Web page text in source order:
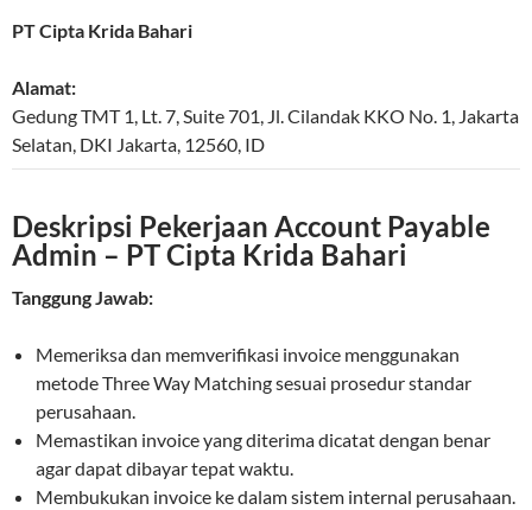
PT Cipta Krida Bahari
Alamat:
Gedung TMT 1, Lt. 7, Suite 701, Jl. Cilandak KKO No. 1, Jakarta
Selatan, DKI Jakarta, 12560, ID
Deskripsi Pekerjaan Account Payable
Admin – PT Cipta Krida Bahari
Tanggung Jawab:
Memeriksa dan memverifikasi invoice menggunakan
metode Three Way Matching sesuai prosedur standar
perusahaan.
Memastikan invoice yang diterima dicatat dengan benar
agar dapat dibayar tepat waktu.
Membukukan invoice ke dalam sistem internal perusahaan.